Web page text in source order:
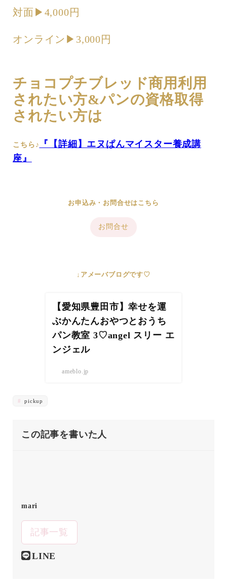
対面▶︎4,000円
オンライン▶︎3,000円
チョコプチブレッド商用利用
されたい方&パンの資格取得
されたい方は
こちら♪
『【詳細】エヌぱんマイスター養成講
座』
お申込み・お問合せはこちら
お問合せ
↓アメーバブログです♡
【愛知県豊田市】幸せを運
ぶかんたんおやつとおうち
パン教室 3♡angel スリー エ
ンジェル
ameblo.jp
pickup
この記事を書いた人
mari
記事一覧
LINE